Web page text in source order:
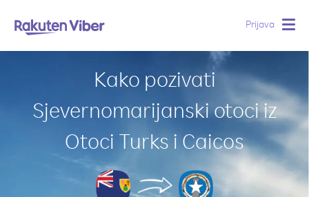
Prijava
Kako pozivati
Sjevernomarijanski otoci iz
Otoci Turks i Caicos